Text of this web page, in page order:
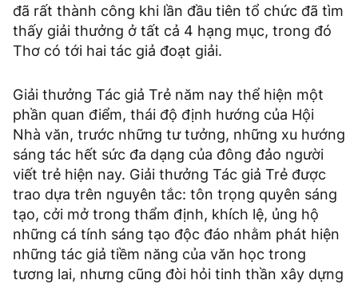
đã rất thành công khi lần đầu tiên tổ chức đã tìm
thấy giải thưởng ở tất cả 4 hạng mục, trong đó
Thơ có tới hai tác giả đoạt giải.
Giải thưởng Tác giả Trẻ năm nay thể hiện một
phần quan điểm, thái độ định hướng của Hội
Nhà văn, trước những tư tưởng, những xu hướng
sáng tác hết sức đa dạng của đông đảo người
viết trẻ hiện nay. Giải thưởng Tác giả Trẻ được
trao dựa trên nguyên tắc: tôn trọng quyên sáng
tạo, cởi mở trong thẩm định, khích lệ, ủng hộ
những cá tính sáng tạo độc đáo nhằm phát hiện
những tác giả tiềm năng của văn học trong
tương lai, nhưng cũng đòi hỏi tinh thần xây dựng